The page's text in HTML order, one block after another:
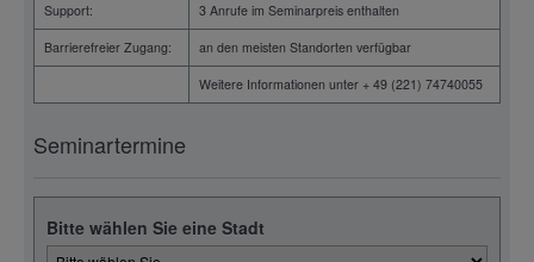
Support: 3 Anrufe im Seminarpreis enthalten
Barrierefreier Zugang: an den meisten Standorten verfügbar
Weitere Informationen unter + 49 (221) 74740055
Seminartermine
Bitte wählen Sie eine Stadt